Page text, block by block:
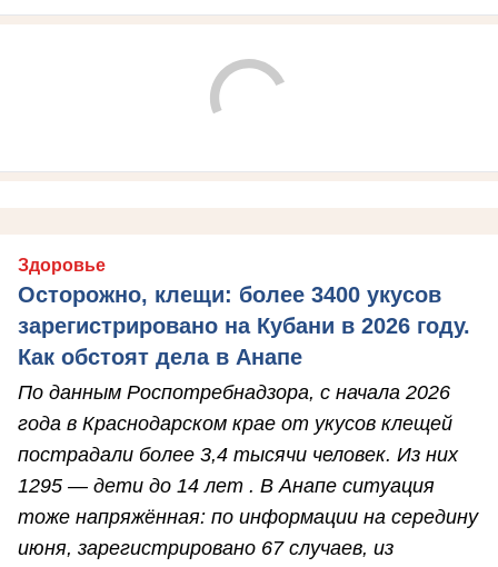
Здоровье
Осторожно, клещи: более 3400 укусов
зарегистрировано на Кубани в 2026 году.
Как обстоят дела в Анапе
По данным Роспотребнадзора, с начала 2026
года в Краснодарском крае от укусов клещей
пострадали более 3,4 тысячи человек. Из них
1295 — дети до 14 лет . В Анапе ситуация
тоже напряжённая: по информации на середину
июня, зарегистрировано 67 случаев, из